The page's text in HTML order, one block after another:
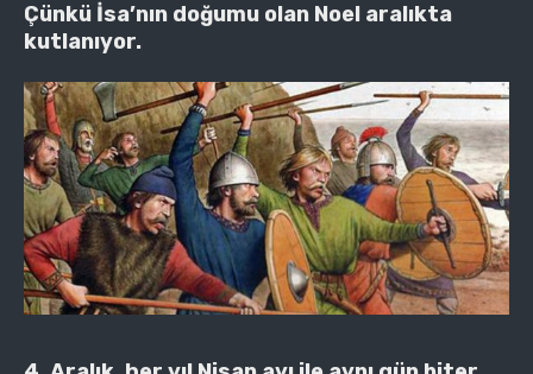
Çünkü İsa’nın doğumu olan Noel aralıkta
kutlanıyor.